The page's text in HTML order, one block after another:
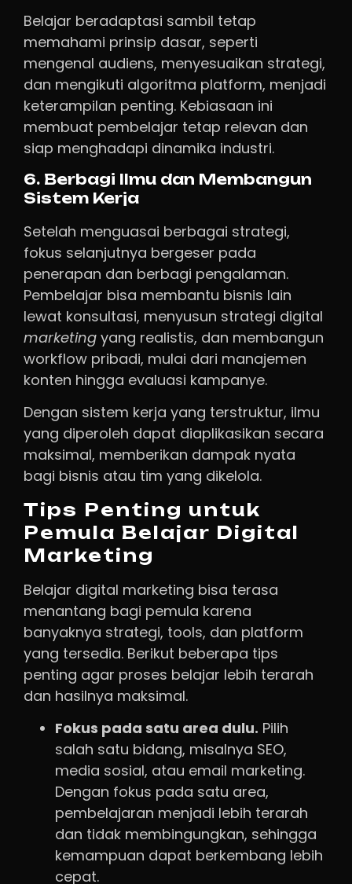
Belajar beradaptasi sambil tetap
memahami prinsip dasar, seperti
mengenal audiens, menyesuaikan strategi,
dan mengikuti algoritma platform, menjadi
keterampilan penting. Kebiasaan ini
membuat pembelajar tetap relevan dan
siap menghadapi dinamika industri.
6. Berbagi Ilmu dan Membangun
Sistem Kerja
Setelah menguasai berbagai strategi,
fokus selanjutnya bergeser pada
penerapan dan berbagi pengalaman.
Pembelajar bisa membantu bisnis lain
lewat konsultasi, menyusun strategi digital
marketing yang realistis, dan membangun
workflow pribadi, mulai dari manajemen
konten hingga evaluasi kampanye.
Dengan sistem kerja yang terstruktur, ilmu
yang diperoleh dapat diaplikasikan secara
maksimal, memberikan dampak nyata
bagi bisnis atau tim yang dikelola.
Tips Penting untuk
Pemula Belajar Digital
Marketing
Belajar digital marketing bisa terasa
menantang bagi pemula karena
banyaknya strategi, tools, dan platform
yang tersedia. Berikut beberapa tips
penting agar proses belajar lebih terarah
dan hasilnya maksimal.
Fokus pada satu area dulu. Pilih
salah satu bidang, misalnya SEO,
media sosial, atau email marketing.
Dengan fokus pada satu area,
pembelajaran menjadi lebih terarah
dan tidak membingungkan, sehingga
kemampuan dapat berkembang lebih
cepat.